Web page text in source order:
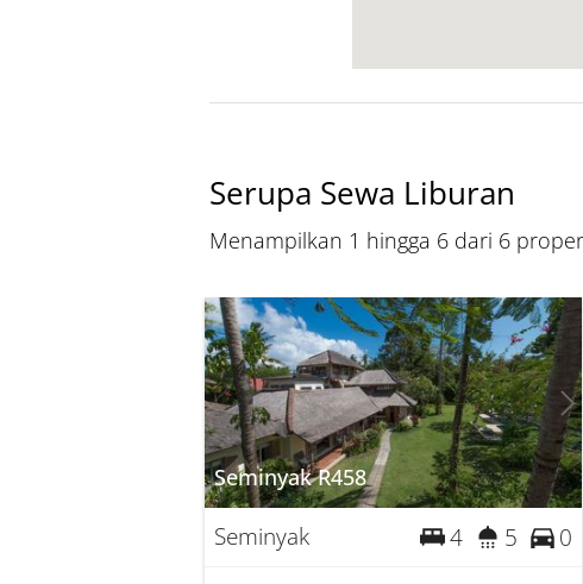
Serupa Sewa Liburan
Menampilkan 1 hingga 6 dari 6
Seminyak R458
Seminyak 4 5 0